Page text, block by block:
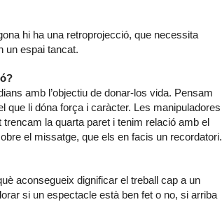
hi ha una retroprojecció, que necessita
un espai tancat.
amb l’objectiu de donar-los vida. Pensam
que li dóna força i caràcter. Les manipuladores
la quarta paret i tenim relació amb el
el missatge, que els en facis un recordatori.
aconsegueix dignificar el treball cap a un
si un espectacle està ben fet o no, si arriba